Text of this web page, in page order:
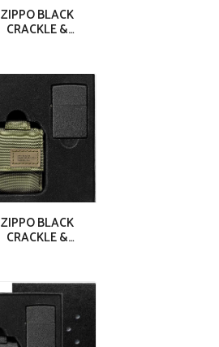
ZIPPO BLACK
CRACKLE &
ZIPPO BLACK
CRACKLE &